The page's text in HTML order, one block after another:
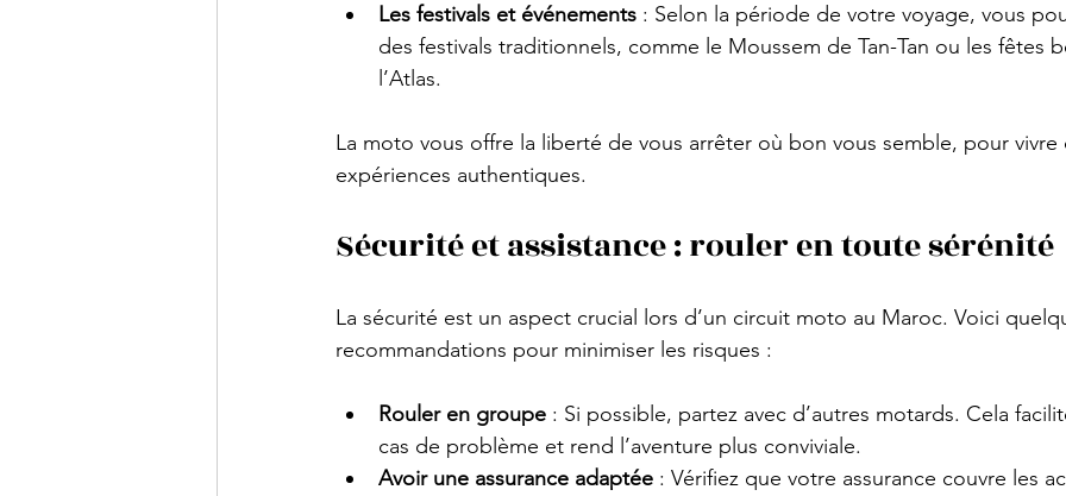
Les festivals et événements : Selon la période de votre voyage, vous
des festivals traditionnels, comme le Moussem de Tan-Tan ou les fêtes
l’Atlas.
La moto vous offre la liberté de vous arrêter où bon vous semble, pour
expériences authentiques.
Sécurité et assistance : rouler en toute sérénité
La sécurité est un aspect crucial lors d’un circuit moto au Maroc. Voici
recommandations pour minimiser les risques :
Rouler en groupe : Si possible, partez avec d’autres motards. Cela
cas de problème et rend l’aventure plus conviviale.
Avoir une assurance adaptée : Vérifiez que votre assurance couvre les